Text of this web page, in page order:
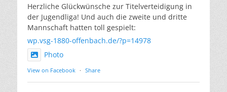
Herzliche Glückwünsche zur Titelverteidigung in
der Jugendliga! Und auch die zweite und dritte
Mannschaft hatten toll gespielt:
wp.vsg-1880-offenbach.de/?p=14978
Photo
View on Facebook · Share